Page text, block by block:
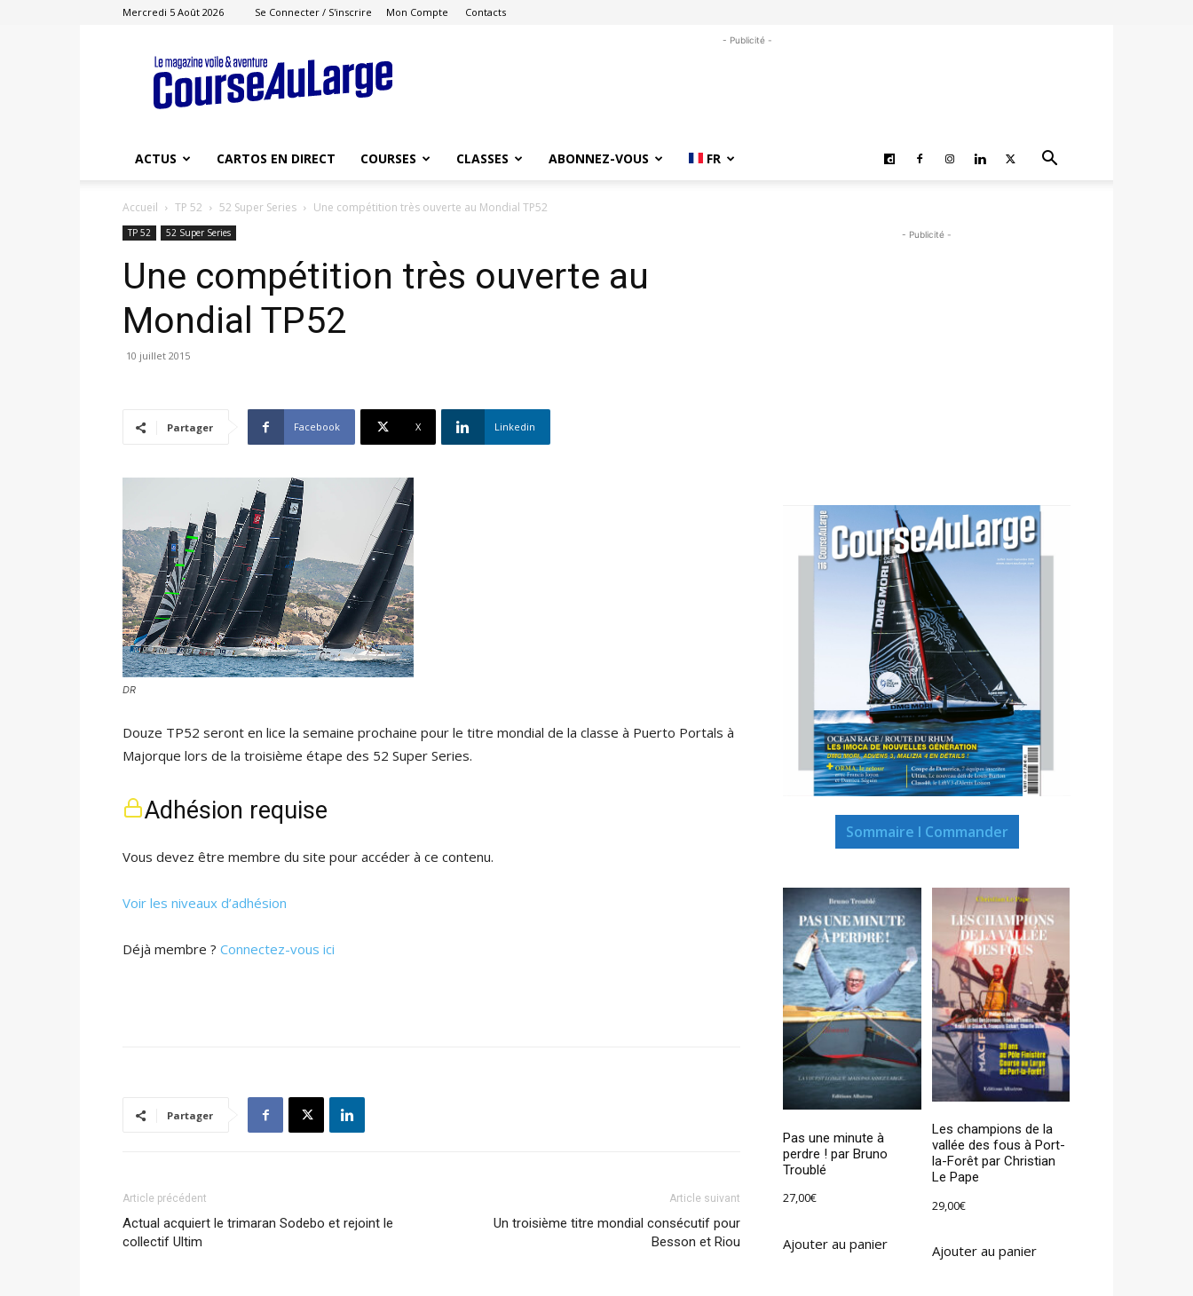
Mercredi 5 Août 2026 Se Connecter / S'inscrire Mon Compte Contacts
Course
au
Large
- Publicité -
ACTUS CARTOS EN DIRECT COURSES CLASSES ABONNEZ-VOUS FR
Accueil TP 52 52 Super Series Une compétition très ouverte au Mondial TP52
TP 52 52 Super Series
Une compétition très ouverte au
Mondial TP52
10 juillet 2015
Partager Facebook X Linkedin
DR
Douze TP52 seront en lice la semaine prochaine pour le titre mondial de la classe à Puerto Portals à
Majorque lors de la troisième étape des 52 Super Series.
Adhésion requise
Vous devez être membre du site pour accéder à ce contenu.
Voir les niveaux d’adhésion
Déjà membre ? Connectez-vous ici
Partager
Article précédent
Actual acquiert le trimaran Sodebo et rejoint le
collectif Ultim
Article suivant
Un troisième titre mondial consécutif pour
Besson et Riou
- Publicité -
Sommaire I Commander
Pas une minute à
perdre ! par Bruno
Troublé
27,00€
Ajouter au panier
Les champions de la
vallée des fous à Port-
la-Forêt par Christian
Le Pape
29,00€
Ajouter au panier